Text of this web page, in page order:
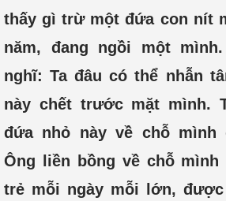
thấy gì trừ một đứa con nít
năm, đang ngồi một
nghĩ: Ta đâu có thể nhẫn
này chết trước mặt mình.
đứa nhỏ này về chỗ mình
Ông liền bồng về chỗ
trẻ mỗi ngày mỗi lớn,